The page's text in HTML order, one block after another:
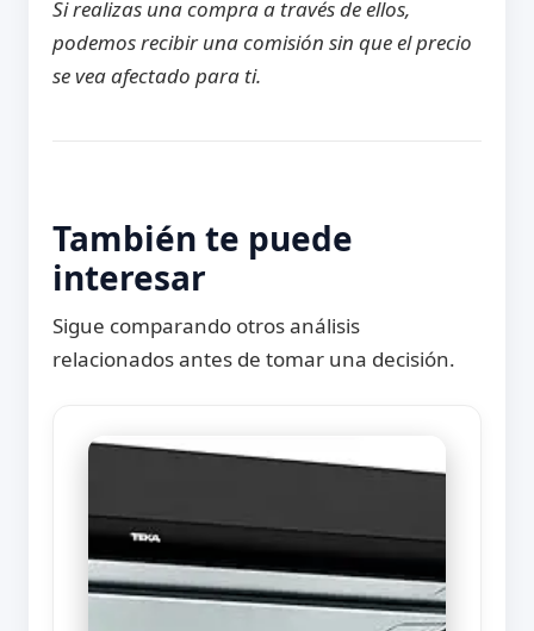
Si realizas una compra a través de ellos,
podemos recibir una comisión sin que el precio
se vea afectado para ti.
También te puede
interesar
Sigue comparando otros análisis
relacionados antes de tomar una decisión.